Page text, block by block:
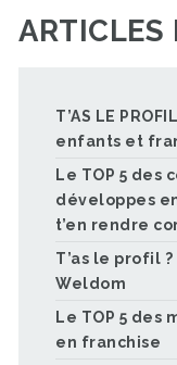
ARTICLES
T’AS LE
enfants et
Le TOP 5 des
développes
t’en rendre
T’as le profil
Weldom
Le TOP 5 des
en franchise